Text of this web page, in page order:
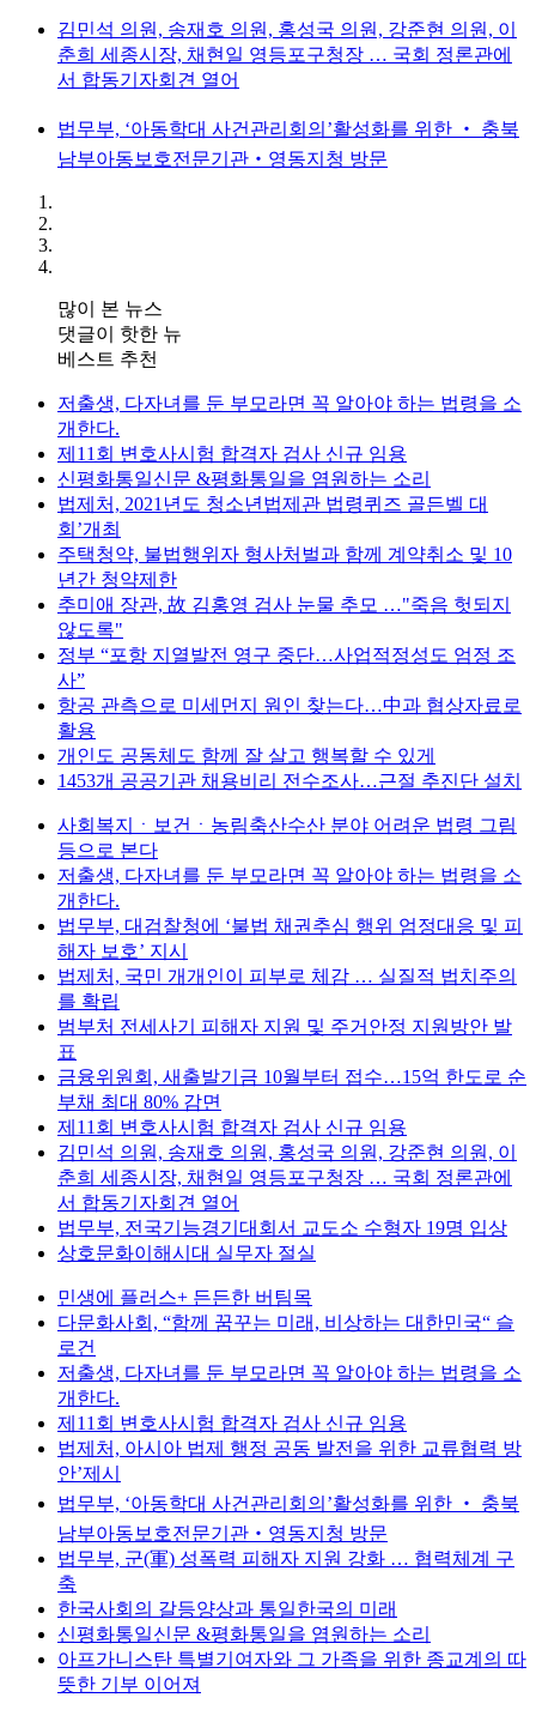
김민석 의원, 송재호 의원, 홍성국 의원, 강준현 의원, 이
춘희 세종시장, 채현일 영등포구청장 … 국회 정론관에
서 합동기자회견 열어
법무부, ‘아동학대 사건관리회의’활성화를 위한 ‧ 충북
남부아동보호전문기관‧영동지청 방문
많이 본 뉴스
댓글이 핫한 뉴
베스트 추천
저출생, 다자녀를 둔 부모라면 꼭 알아야 하는 법령을 소
개한다.
제11회 변호사시험 합격자 검사 신규 임용
신평화통일신문 &평화통일을 염원하는 소리
법제처, 2021년도 청소년법제관 법령퀴즈 골든벨 대
회’개최
주택청약, 불법행위자 형사처벌과 함께 계약취소 및 10
년간 청약제한
추미애 장관, 故 김홍영 검사 눈물 추모 …"죽음 헛되지
않도록"
정부 “포항 지열발전 영구 중단…사업적정성도 엄정 조
사”
항공 관측으로 미세먼지 원인 찾는다…中과 협상자료로
활용
개인도 공동체도 함께 잘 살고 행복할 수 있게
1453개 공공기관 채용비리 전수조사…근절 추진단 설치
사회복지ㆍ보건ㆍ농림축산수산 분야 어려운 법령 그림
등으로 본다
저출생, 다자녀를 둔 부모라면 꼭 알아야 하는 법령을 소
개한다.
법무부, 대검찰청에 ‘불법 채권추심 행위 엄정대응 및 피
해자 보호’ 지시
법제처, 국민 개개인이 피부로 체감 … 실질적 법치주의
를 확립
범부처 전세사기 피해자 지원 및 주거안정 지원방안 발
표
금융위원회, 새출발기금 10월부터 접수…15억 한도로 순
부채 최대 80% 감면
제11회 변호사시험 합격자 검사 신규 임용
김민석 의원, 송재호 의원, 홍성국 의원, 강준현 의원, 이
춘희 세종시장, 채현일 영등포구청장 … 국회 정론관에
서 합동기자회견 열어
법무부, 전국기능경기대회서 교도소 수형자 19명 입상
상호문화이해시대 실무자 절실
민생에 플러스+ 든든한 버팀목
다문화사회, “함께 꿈꾸는 미래, 비상하는 대한민국“ 슬
로건
저출생, 다자녀를 둔 부모라면 꼭 알아야 하는 법령을 소
개한다.
제11회 변호사시험 합격자 검사 신규 임용
법제처, 아시아 법제 행정 공동 발전을 위한 교류협력 방
안’제시
법무부, ‘아동학대 사건관리회의’활성화를 위한 ‧ 충북
남부아동보호전문기관‧영동지청 방문
법무부, 군(軍) 성폭력 피해자 지원 강화 … 협력체계 구
축
한국사회의 갈등양상과 통일한국의 미래
신평화통일신문 &평화통일을 염원하는 소리
아프가니스탄 특별기여자와 그 가족을 위한 종교계의 따
뜻한 기부 이어져